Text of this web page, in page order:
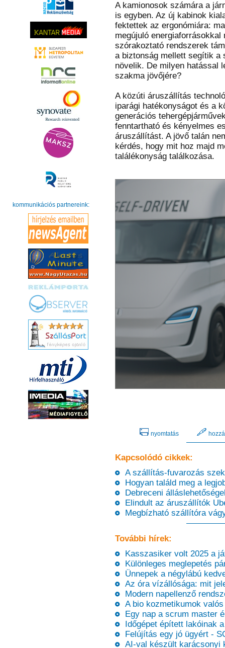
kommunikációs partnereink:
A kamionosok számára a
is egyben. Az új kabinok
fektettek az ergonómiára:
megújuló
szórakoztató rendszerek
a biztonság mellett segítik
növelik. De milyen hatással
szakma jövőjére?
A közúti áruszállítás
iparági hatékonyságot és a
generációs
fenntartható és kényelmes
áruszállítást. A jövő talán
kérdés, hogy mit hoz majd
találékonyság találkozása.
nyomtatás
Kapcsolódó cikkek:
A szállítás-fuvarozás
Hogyan találd meg a
Debreceni
Elindult az áruszállítók
Megbízható szállítóra
További hírek:
Kasszasiker volt 2025 a
Különleges meglepetés
Ünnepek a négylábú
Az óra vízállósága: mit
Modern napellenző
A bio kozmetikumok valós
Egy nap a scrum master
Időgépet épített lakóinak
Felújítás egy jó ügyért -
AI-val készült karácsonyi